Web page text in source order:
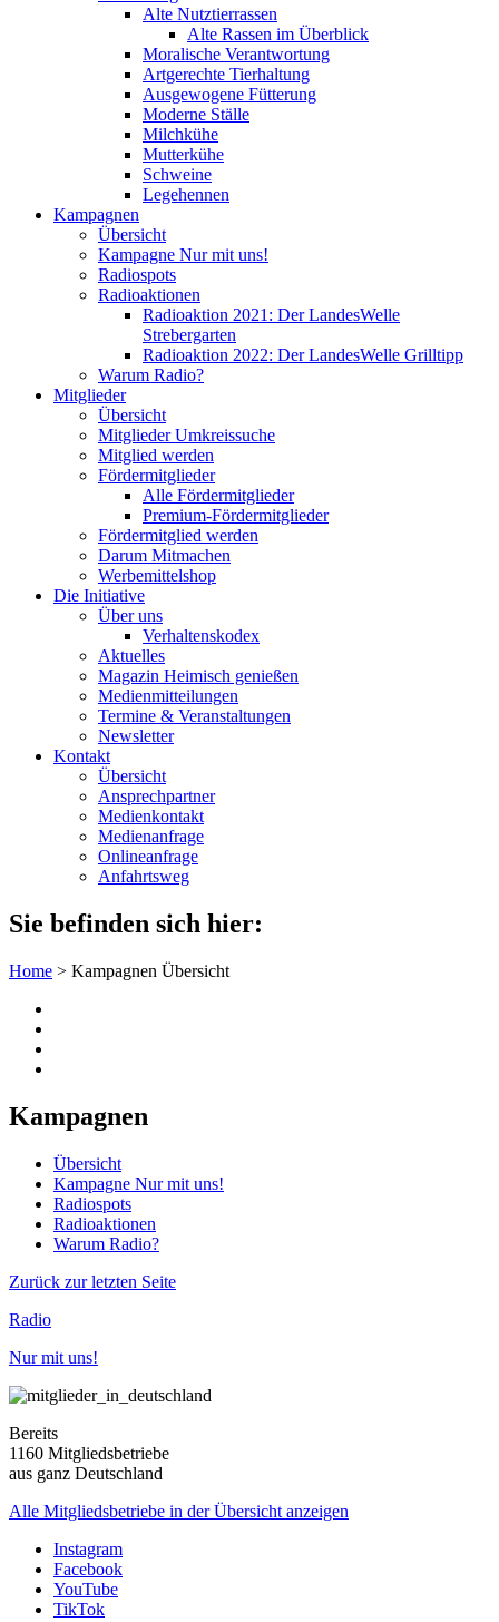
Alte Nutztierrassen
Alte Rassen im Überblick
Moralische Verantwortung
Artgerechte Tierhaltung
Ausgewogene Fütterung
Moderne Ställe
Milchkühe
Mutterkühe
Schweine
Legehennen
Kampagnen
Übersicht
Kampagne Nur mit uns!
Radiospots
Radioaktionen
Radioaktion 2021: Der LandesWelle
Strebergarten
Radioaktion 2022: Der LandesWelle Grilltipp
Warum Radio?
Mitglieder
Übersicht
Mitglieder Umkreissuche
Mitglied werden
Fördermitglieder
Alle Fördermitglieder
Premium-Fördermitglieder
Fördermitglied werden
Darum Mitmachen
Werbemittelshop
Die Initiative
Über uns
Verhaltenskodex
Aktuelles
Magazin Heimisch genießen
Medienmitteilungen
Termine & Veranstaltungen
Newsletter
Kontakt
Übersicht
Ansprechpartner
Medienkontakt
Medienanfrage
Onlineanfrage
Anfahrtsweg
Sie befinden sich hier:
Home > Kampagnen Übersicht
Kampagnen
Übersicht
Kampagne Nur mit uns!
Radiospots
Radioaktionen
Warum Radio?
Zurück zur letzten Seite
Radio
Nur mit uns!
Bereits
1160 Mitgliedsbetriebe
aus ganz Deutschland
Alle Mitgliedsbetriebe in der Übersicht anzeigen
Instagram
Facebook
YouTube
TikTok